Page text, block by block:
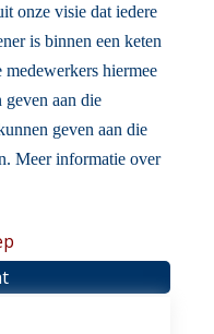
onze visie dat iedere
is binnen een keten
hiermee
geven aan die
geven aan die
Meer informatie over